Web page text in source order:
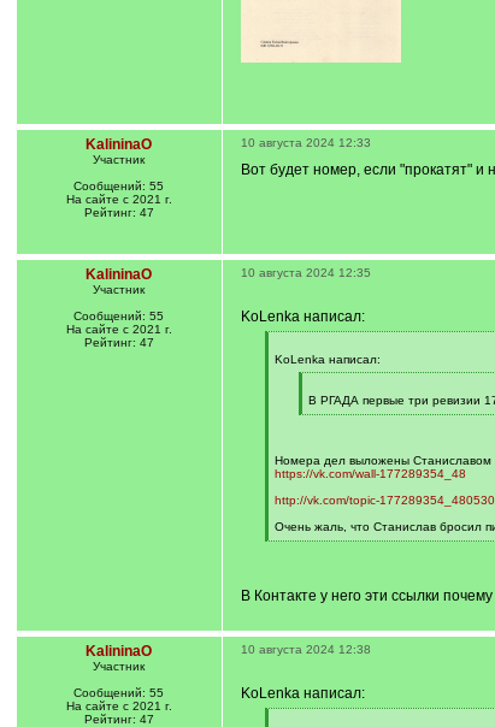
KalininaO
Участник
Сообщений: 55
На сайте с 2021 г.
Рейтинг: 47
10 августа 2024 12:33
Вот будет номер, если "прокатят"
KalininaO
Участник
Сообщений: 55
На сайте с 2021 г.
Рейтинг: 47
10 августа 2024 12:35
KoLenka написал:
q
KoLenka написал:
q
]
В РГАДА первые три ревизии
[
Номера дел выложены Станиславом
https://vk.com/wall-177289354_48
http://vk.com/topic-
Очень жаль, что Станислав бросил
[
В Контакте у него эти ссылки
KalininaO
Участник
Сообщений: 55
На сайте с 2021 г.
Рейтинг: 47
10 августа 2024 12:38
KoLenka написал: